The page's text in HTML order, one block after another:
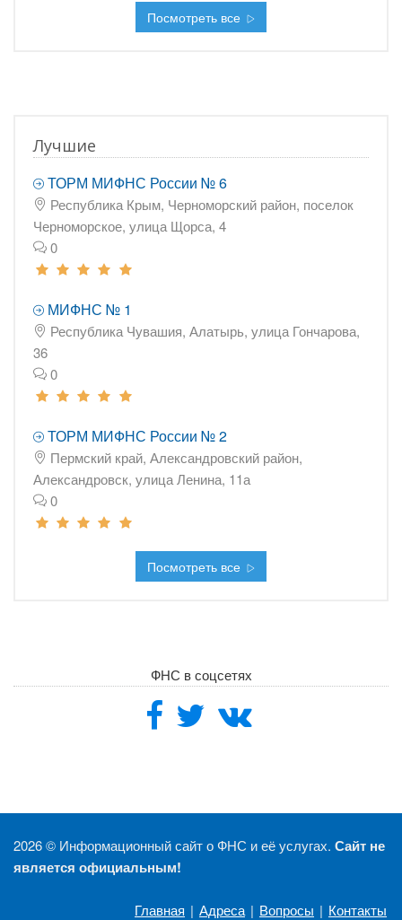
Посмотреть все
Лучшие
ТОРМ МИФНС России № 6
Республика Крым, Черноморский район, поселок
Черноморское, улица Щорса, 4
0
МИФНС № 1
Республика Чувашия, Алатырь, улица Гончарова,
36
0
ТОРМ МИФНС России № 2
Пермский край, Александровский район,
Александровск, улица Ленина, 11а
0
Посмотреть все
ФНС в соцсетях
2026 © Информационный сайт о ФНС и её услугах. Сайт не
является официальным!
Главная | Адреса | Вопросы | Контакты